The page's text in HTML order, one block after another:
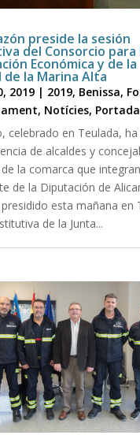
preside la sesión
del Consorcio para
Económica y de la
la Marina Alta
2019| 2019, Benissa,
, Notícies, Portada
celebrado en Teulada,
de alcaldes y
la comarca que
de la Diputación de
esta mañana en
de la Junta...